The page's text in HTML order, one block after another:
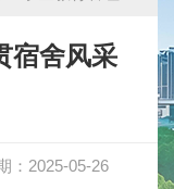
宿舍风采
：2025-05-26